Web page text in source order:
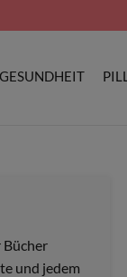
und jedem